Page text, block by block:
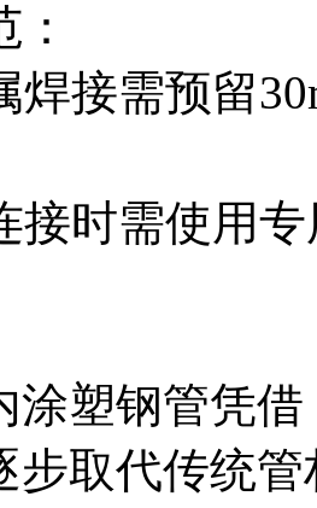
焊接需预留
接时需使用
涂塑钢管凭
步取代传统